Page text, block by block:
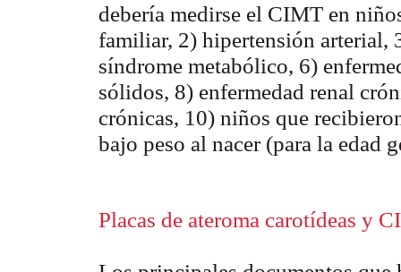
debería medirse el CIMT en
familiar, 2) hipertensión arterial,
síndrome metabólico, 6)
sólidos, 8) enfermedad renal
crónicas, 10) niños que
bajo peso al nacer (para la edad
Placas de ateroma carotídeas y